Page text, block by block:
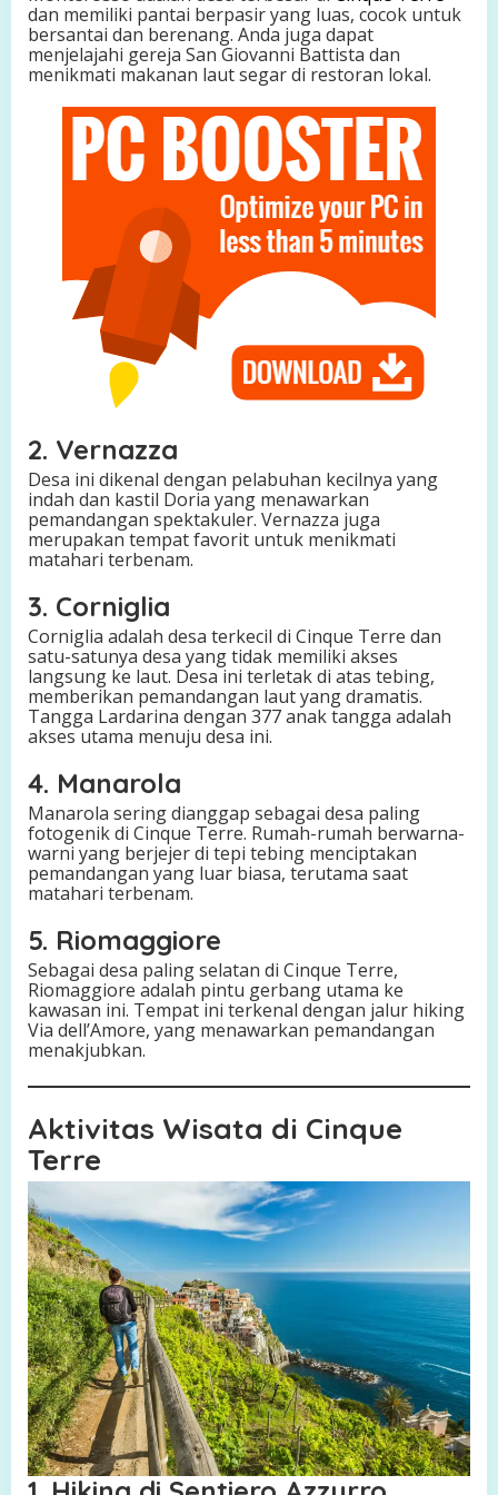
a
dan memiliki pantai berpasir yang luas, cocok untuk
bersantai dan berenang. Anda juga dapat
menjelajahi gereja San Giovanni Battista dan
menikmati makanan laut segar di restoran lokal.
2. Vernazza
Desa ini dikenal dengan pelabuhan kecilnya yang
indah dan kastil Doria yang menawarkan
pemandangan spektakuler. Vernazza juga
merupakan tempat favorit untuk menikmati
matahari terbenam.
3. Corniglia
Corniglia adalah desa terkecil di Cinque Terre dan
satu-satunya desa yang tidak memiliki akses
langsung ke laut. Desa ini terletak di atas tebing,
memberikan pemandangan laut yang dramatis.
Tangga Lardarina dengan 377 anak tangga adalah
akses utama menuju desa ini.
4. Manarola
Manarola sering dianggap sebagai desa paling
fotogenik di Cinque Terre. Rumah-rumah berwarna-
warni yang berjejer di tepi tebing menciptakan
pemandangan yang luar biasa, terutama saat
matahari terbenam.
5. Riomaggiore
Sebagai desa paling selatan di Cinque Terre,
Riomaggiore adalah pintu gerbang utama ke
kawasan ini. Tempat ini terkenal dengan jalur hiking
Via dell’Amore, yang menawarkan pemandangan
menakjubkan.
Aktivitas Wisata di Cinque
Terre